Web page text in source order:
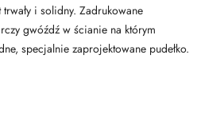
i solidny. Zadrukowane
gwóźdź w ścianie na którym
specjalnie zaprojektowane pudełko.